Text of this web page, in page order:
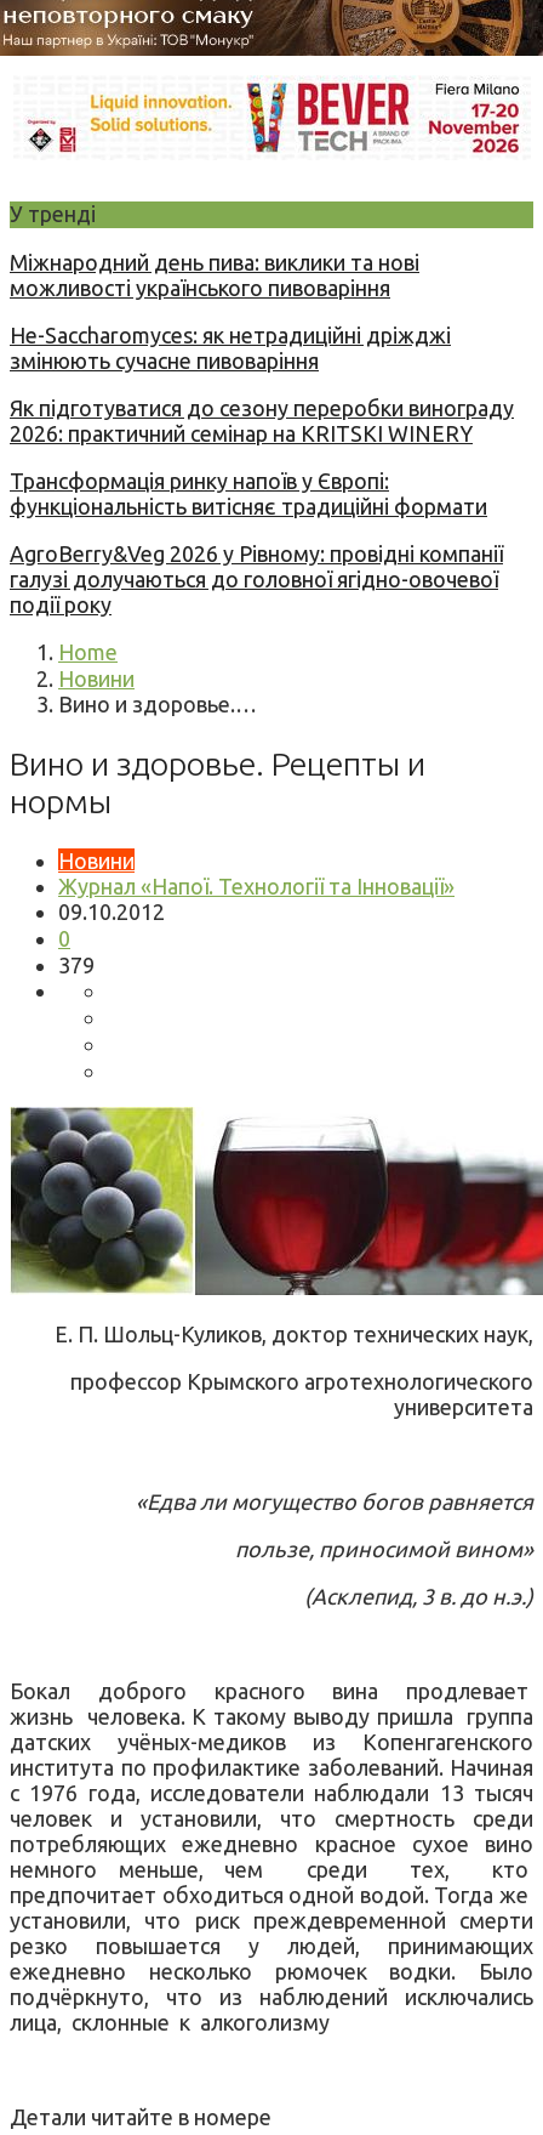
У тренді
Міжнародний день пива: виклики та нові
можливості українського пивоваріння
Не-Saccharomyces: як нетрадиційні дріжджі
змінюють сучасне пивоваріння
Як підготуватися до сезону переробки винограду
2026: практичний семінар на KRITSKI WINERY
Трансформація ринку напоїв у Європі:
функціональність витісняє традиційні формати
AgroBerry&Veg 2026 у Рівному: провідні компанії
галузі долучаються до головної ягідно-овочевої
події року
Home
Новини
Вино и здоровье.…
Вино и здоровье. Рецепты и
нормы
Новини
Журнал «Напої. Технології та Інновації»
09.10.2012
0
379
Е. П. Шольц-Куликов, доктор технических наук,
профессор Крымского агротехнологического
университета
«Едва ли могущество богов равняется
пользе, приносимой вином»
(Асклепид, 3 в. до н.э.)
Бокал доброго красного вина
продлевает
жизнь
человека. К такому выводу пришла
группа
датских учёных-медиков из Копенгагенского
института по профилактике заболеваний. Начиная
с 1976 года, исследователи наблюдали 13 тысяч
человек и установили, что смертность среди
потребляющих ежедневно красное сухое вино
немного меньше, чем
среди тех,
кто
предпочитает обходиться одной водой. Тогда же
установили, что риск преждевременной смерти
резко повышается у людей, принимающих
ежедневно несколько рюмочек водки. Было
подчёркнуто, что из наблюдений исключались
лица,
склонные к алкоголизму
Детали читайте в номере